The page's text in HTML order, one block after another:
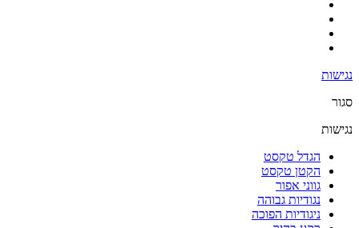
נגישות
סגור
נגישות
הגדל טקסט
הקטן טקסט
גווני אפור
נגודיות גבוהה
ניגודיות הפוכה